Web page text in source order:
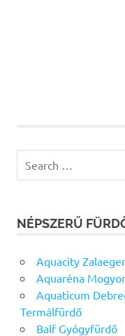
for:
NÉPSZERŰ
Aquacity
Aquaréna
Aquaticum
Termálfürdő
Balf Gyógyfürdő